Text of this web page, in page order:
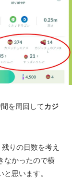
を周回して カジ
りの日数を考え
なかったので横
思います。